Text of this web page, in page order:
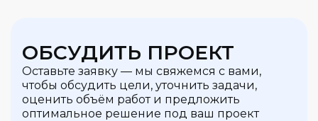
ОБСУДИТЬ ПРОЕКТ
Оставьте заявку — мы свяжемся с вами,
чтобы обсудить цели, уточнить задачи,
оценить объём работ и предложить
оптимальное решение под ваш проект